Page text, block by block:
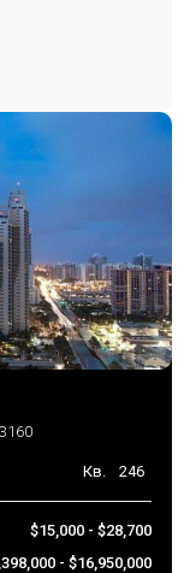
Кв. 246
$15,000 - $28,700
- $16,950,000